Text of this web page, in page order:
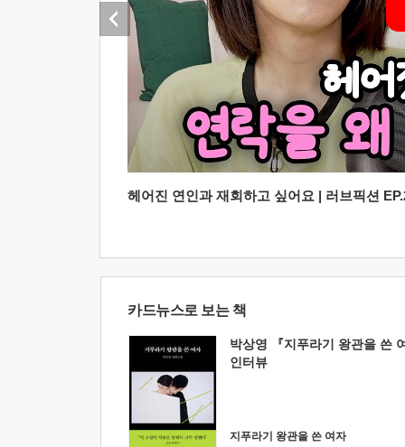
헤어진 연인과 재회하고 싶어요 | 러브픽션
카드뉴스로 보는 책
박상영 『지푸라기 왕관을 쓴
인터뷰
지푸라기 왕관을 쓴 여자